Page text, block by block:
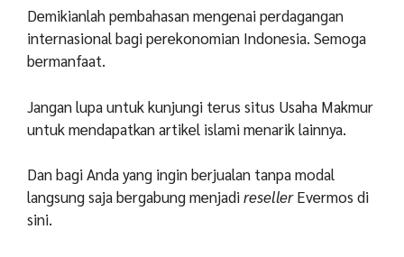
Demikianlah pembahasan mengenai perdagangan
internasional bagi perekonomian Indonesia. Semoga
bermanfaat.
Jangan lupa untuk kunjungi terus situs Usaha Makmur
untuk mendapatkan artikel islami menarik lainnya.
Dan bagi Anda yang ingin berjualan tanpa modal
langsung saja bergabung menjadiresellerEvermos di
sini.